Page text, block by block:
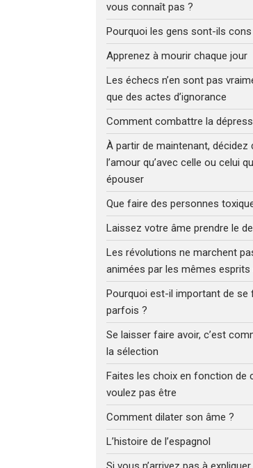
vous connaît pas ?
Pourquoi les gens sont-ils cons
Apprenez à mourir chaque jour
Les échecs n’en sont pas
que des actes d’ignorance
Comment combattre la
À partir de maintenant, décidez
l’amour qu’avec celle ou celui
épouser
Que faire des personnes
Laissez votre âme prendre le
Les révolutions ne marchent
animées par les mêmes
Pourquoi est-il important de se
parfois ?
Se laisser faire avoir, c’est
la sélection
Faites les choix en fonction de
voulez pas être
Comment dilater son âme ?
L’histoire de l’espagnol